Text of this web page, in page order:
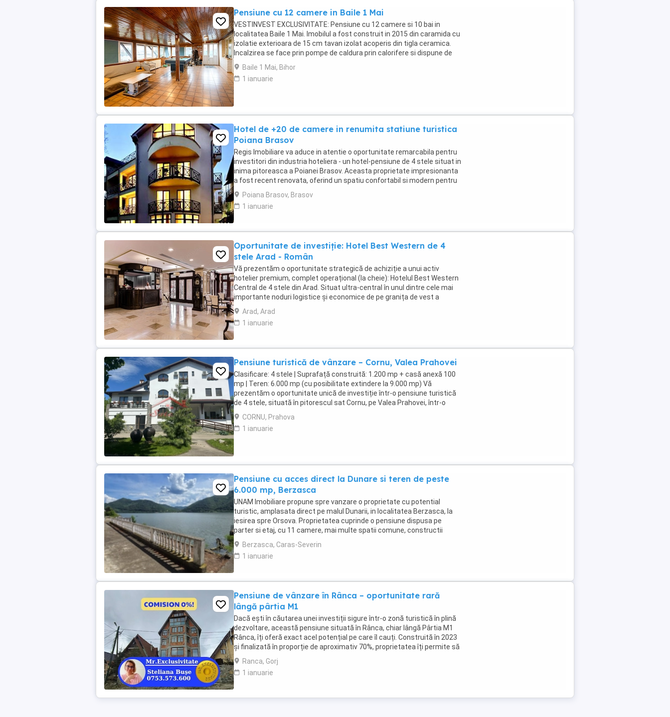
Pensiune cu 12 camere in Baile 1 Mai
VESTINVEST EXCLUSIVITATE: Pensiune cu 12 camere si 10 bai in
localitatea Baile 1 Mai. Imobilul a fost construit in 2015 din caramida cu
izolatie exterioara de 15 cm tavan izolat acoperis din tigla ceramica.
Incalzirea se face prin pompe de caldura prin calorifere si dispune de
panouri fotovoltaice ...
Baile 1 Mai, Bihor
1 ianuarie
Hotel de +20 de camere in renumita statiune turistica
Poiana Brasov
Regis Imobiliare va aduce in atentie o oportunitate remarcabila pentru
investitori din industria hoteliera - un hotel-pensiune de 4 stele situat in
inima pitoreasca a Poianei Brasov. Aceasta proprietate impresionanta
a fost recent renovata, oferind un spatiu confortabil si modern pentru
oaspetii dvs. - ...
Poiana Brasov, Brasov
1 ianuarie
Oportunitate de investiție: Hotel Best Western de 4
stele Arad - Român
Vă prezentăm o oportunitate strategică de achiziție a unui activ
hotelier premium, complet operațional (la cheie): Hotelul Best Western
Central de 4 stele din Arad. Situat ultra-central în unul dintre cele mai
importante noduri logistice și economice de pe granița de vest a
României, hotelul beneficiază ...
Arad, Arad
1 ianuarie
Pensiune turistică de vânzare – Cornu, Valea Prahovei
Clasificare: 4 stele | Suprafață construită: 1.200 mp + casă anexă 100
mp | Teren: 6.000 mp (cu posibilitate extindere la 9.000 mp) Vă
prezentăm o oportunitate unică de investiție într-o pensiune turistică
de 4 stele, situată în pitorescul sat Cornu, pe Valea Prahovei, într-o
zonă liniștită și verde, ...
CORNU, Prahova
1 ianuarie
Pensiune cu acces direct la Dunare si teren de peste
6.000 mp, Berzasca
UNAM Imobiliare propune spre vanzare o proprietate cu potential
turistic, amplasata direct pe malul Dunarii, in localitatea Berzasca, la
iesirea spre Orsova. Proprietatea cuprinde o pensiune dispusa pe
parter si etaj, cu 11 camere, mai multe spatii comune, constructii
auxiliare, terase, pontoane si ...
Berzasca, Caras-Severin
1 ianuarie
Pensiune de vânzare în Rânca – oportunitate rară
lângă pârtia M1
Dacă ești în căutarea unei investiții sigure într-o zonă turistică în plină
dezvoltare, această pensiune situată în Rânca, chiar lângă Pârtia M1
Rânca, îți oferă exact acel potențial pe care îl cauți. Construită în 2023
și finalizată în proporție de aproximativ 70%, proprietatea îți permite să
o personalizezi ...
Ranca, Gorj
1 ianuarie